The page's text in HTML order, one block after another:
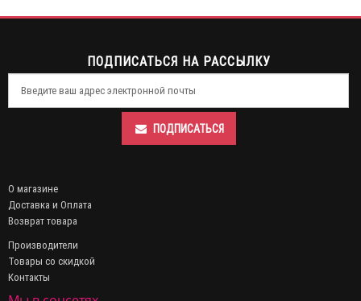
ПОДПИСАТЬСЯ НА РАССЫЛКУ
ПОДПИСАТЬСЯ
О магазине
Доставка и Оплата
Возврат товара
Производители
Товары со скидкой
Контакты